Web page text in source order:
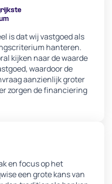
is dat wij vastgoed als
hanteren.
kijken naar de waarde
waardoor de
aanzienlijk groter
zorgen de financiering
en focus op het
een grote kans van